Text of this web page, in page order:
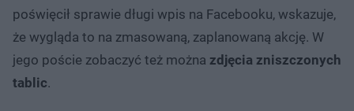
poświęcił sprawie długi wpis na Facebooku, wskazuje,
że wygląda to na zmasowaną, zaplanowaną akcję. W
jego poście zobaczyć też można zdjęcia zniszczonych
tablic.